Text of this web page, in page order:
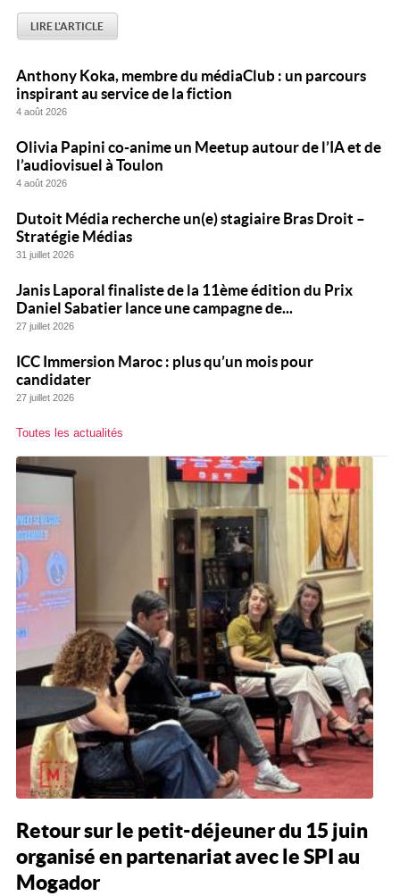
LIRE L'ARTICLE
Anthony Koka, membre du médiaClub : un parcours
inspirant au service de la fiction
4 août 2026
Olivia Papini co-anime un Meetup autour de l’IA et de
l’audiovisuel à Toulon
4 août 2026
Dutoit Média recherche un(e) stagiaire Bras Droit –
Stratégie Médias
31 juillet 2026
Janis Laporal finaliste de la 11ème édition du Prix
Daniel Sabatier lance une campagne de...
27 juillet 2026
ICC Immersion Maroc : plus qu’un mois pour
candidater
27 juillet 2026
Toutes les actualités
Retour sur le petit-déjeuner du 15 juin
organisé en partenariat avec le SPI au
Mogador